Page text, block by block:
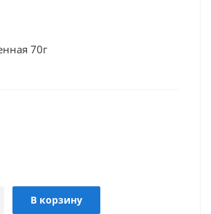
70г
В корзину